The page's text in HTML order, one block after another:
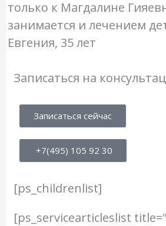
только к Магдалине
занимается и лечением
Евгения, 35 лет
Записаться на
Записаться сейчас
+7(495) 105 92 30
[ps_childrenlist]
[ps_servicearticleslist